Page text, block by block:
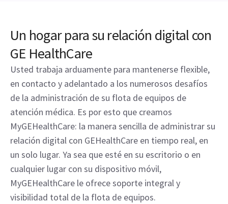
Un hogar para su relación digital con
GE HealthCare
Usted trabaja arduamente para mantenerse flexible,
en contacto y adelantado a los numerosos desafíos
de la administración de su flota de equipos de
atención médica. Es por esto que creamos
MyGEHealthCare: la manera sencilla de administrar su
relación digital con GEHealthCare en tiempo real, en
un solo lugar. Ya sea que esté en su escritorio o en
cualquier lugar con su dispositivo móvil,
MyGEHealthCare le ofrece soporte integral y
visibilidad total de la flota de equipos.